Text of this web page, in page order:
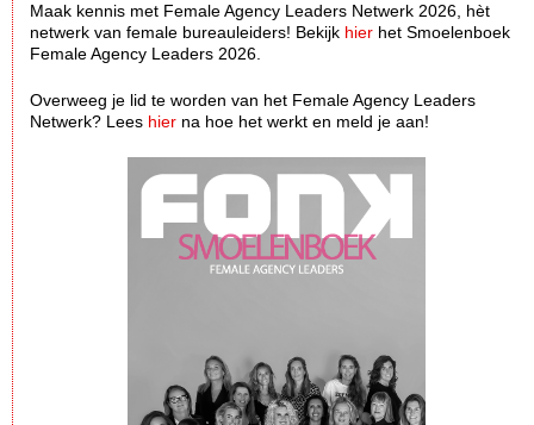
Maak kennis met Female Agency Leaders Netwerk 2026, hèt
netwerk van female bureauleiders! Bekijk hier het Smoelenboek
Female Agency Leaders 2026.
Overweeg je lid te worden van het Female Agency Leaders
Netwerk? Lees hier na hoe het werkt en meld je aan!